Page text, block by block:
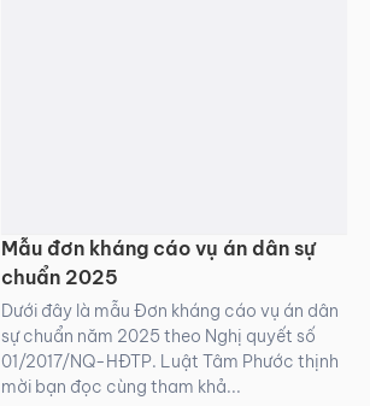
Mẫu đơn kháng cáo vụ án dân sự
chuẩn 2025
Dưới đây là mẫu Đơn kháng cáo vụ án dân
sự chuẩn năm 2025 theo Nghị quyết số
01/2017/NQ-HĐTP. Luật Tâm Phước thịnh
mời bạn đọc cùng tham khả...